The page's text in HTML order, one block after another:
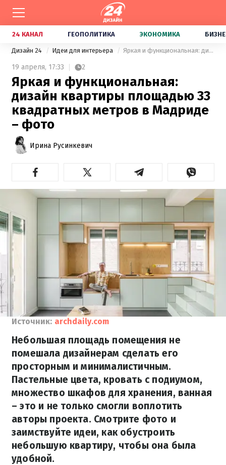
24 КАНАЛ ГЕОПОЛИТИКА ЭКОНОМИКА
Дизайн 24 Идеи для интерьера Яркая и функциональная: дизайн квартиры площадью 33 квадратных метров в Мадриде – фото
19 апреля, 17:33 2
Яркая и функциональная:
дизайн квартиры площадью 33
квадратных метров в Мадриде
– фото
Ирина Русинкевич
Источник: archdaily.com
Небольшая площадь помещения не
помешала дизайнерам сделать его
просторным и минималистичным.
Пастельные цвета, кровать с подиумом,
множество шкафов для хранения, ванная
– это и не только смогли воплотить
авторы проекта. Смотрите фото и
заимствуйте идеи, как обустроить
небольшую квартиру, чтобы она была
удобной.